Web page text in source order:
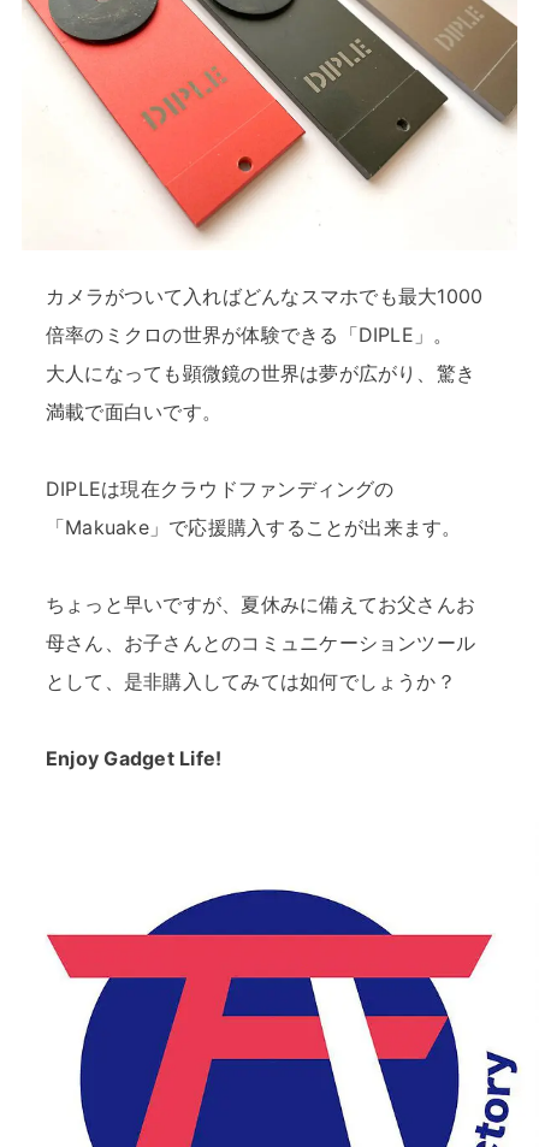
カメラがついて入ればどんなスマホでも最大1000
倍率のミクロの世界が体験できる「DIPLE」。
大人になっても顕微鏡の世界は夢が広がり、驚き
満載で面白いです。
DIPLEは現在クラウドファンディングの
「Makuake」で応援購入することが出来ます。
ちょっと早いですが、夏休みに備えてお父さんお
母さん、お子さんとのコミュニケーションツール
として、是非購入してみては如何でしょうか？
Enjoy Gadget Life!